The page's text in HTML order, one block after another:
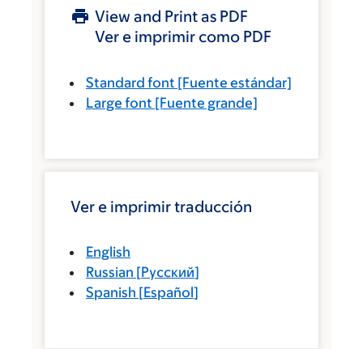
View and Print as PDF
Ver e imprimir como PDF
Standard font [Fuente estándar]
Large font [Fuente grande]
Ver e imprimir traducción
English
Russian [Русский]
Spanish [Español]